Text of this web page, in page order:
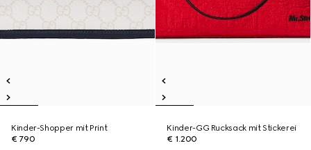
Kinder-Shopper mit Print
€ 790
Kinder-GG Rucksack mit Stickerei
€ 1.200